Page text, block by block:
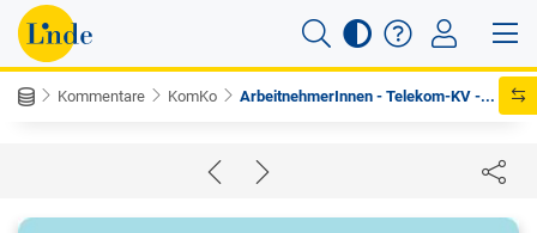
Kommentare KomKo ArbeitnehmerInnen - Telekom-KV -...